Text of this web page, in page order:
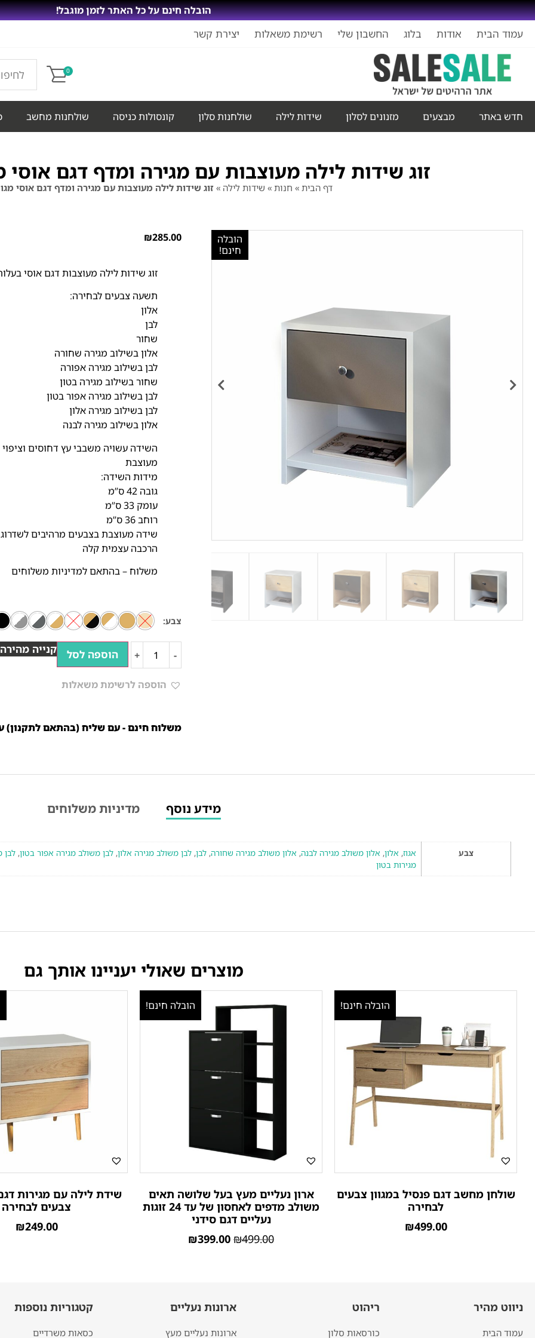
הובלה חינם על כל האתר לזמן מוגבל!
עמוד הבית אודות בלוג החשבון שלי רשימת משאלות יצירת קשר
0
חדש באתר מבצעים מזנונים לסלון שידות לילה שולחנות סלון קונסולות כניסה שולחנות מחשב
זוג שידות לילה מעוצבות עם מגירה ומדף דגם אוסי
דף הבית » חנות » שידות לילה » זוג שידות לילה מעוצבות עם מגירה ומדף דגם אוסי
הובלה
חינם!
₪285.00
זוג שידות לילה מעוצבות דגם אוסי
תשעה צבעים לבחירה:
אלון
לבן
שחור
אלון בשילוב מגירה שחורה
לבן בשילוב מגירה אפורה
שחור בשילוב מגירה בטון
לבן בשילוב מגירה אפור בטון
לבן בשילוב מגירה אלון
אלון בשילוב מגירה לבנה
השידה עשויה משבבי עץ דחוסים
מעוצבת
מידות השידה:
גובה 42 ס”מ
עומק 33 ס”מ
רוחב 36 ס”מ
שידה מעוצבת בצבעים מרהיבים
הרכבה עצמית קלה
משלוח – בהתאם למדיניות משלוחים
צבע
-
+ הוספה לסל קנייה מהירה
הוספה לרשימת משאלות
משלוח חינם - עם שליח (בהתאם לתקנון) עד 10 ימי
מידע נוסף מדיניות משלוחים
צבע אגוז, אלון, אלון משולב מגירה לבנה, אלון משולב מגירה שחורה, לבן, לבן משולב מגירה אלון, לבן משולב מגירה אפור בטון, לבן
מגירות בטון
מוצרים שאולי יעניינו אותך גם
הובלה חינם!
שולחן מחשב דגם פנסיל במגוון צבעים
לבחירה
₪499.00
הובלה חינם!
ארון נעליים מעץ בעל שלושה תאים
משולב מדפים לאחסון של עד 24 זוגות
נעליים דגם סידני
₪499.00
₪399.00
שידת לילה עם מגירות
צבעים לבחירה
₪249.00
ניווט מהיר
עמוד הבית
ריהוט
כורסאות סלון
ארונות נעליים
ארונות נעליים מעץ
קטגוריות נוספות
כסאות משרדיים